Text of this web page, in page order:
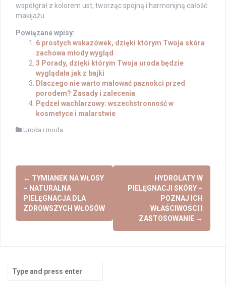
współgrał z kolorem ust, tworząc spójną i harmonijną całość
makijażu.
Powiązane wpisy:
6 prostych wskazówek, dzięki którym Twoja skóra
zachowa młody wygląd
3 Porady, dzięki którym Twoja uroda będzie
wyglądała jak z bajki
Dlaczego nie warto malować paznokci przed
porodem? Zasady i zalecenia
Pędzel wachlarzowy: wszechstronność w
kosmetyce i malarstwie
Uroda i moda
Post
navigation
← TYMIANEK NA WŁOSY
– NATURALNA
PIELĘGNACJA DLA
ZDROWSZYCH WŁOSÓW
HYDROLATY W
PIELĘGNACJI SKÓRY –
POZNAJ ICH
WŁAŚCIWOŚCI I
ZASTOSOWANIE →
for: